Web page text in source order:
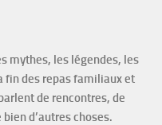
mythes, les légendes, les
fin des repas familiaux et
de rencontres, de
d’autres choses.